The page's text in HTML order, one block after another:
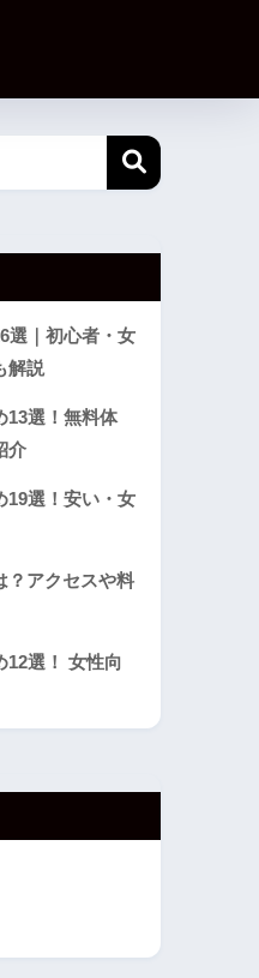
選｜初心者・女
解説
13選！無料体
介
19選！安い・女
？アクセスや料
12選！ 女性向